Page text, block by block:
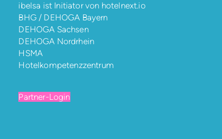
ibelsa ist Initiator von hotelnext.io
BHG / DEHOGA Bayern
DEHOGA Sachsen
DEHOGA Nordrhein
HSMA
Hotelkompetenzzentrum
Partner-Login